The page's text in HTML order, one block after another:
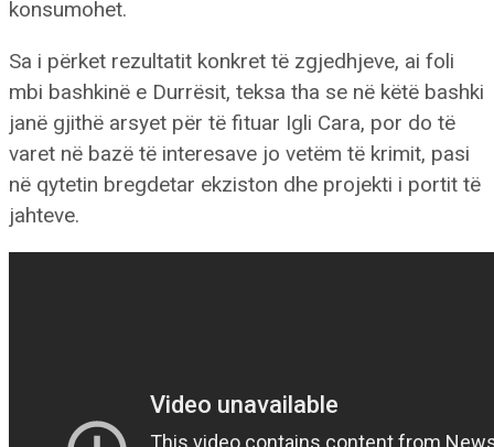
konsumohet.
Sa i përket rezultatit konkret të zgjedhjeve, ai foli
mbi bashkinë e Durrësit, teksa tha se në këtë bashki
janë gjithë arsyet për të fituar Igli Cara, por do të
varet në bazë të interesave jo vetëm të krimit, pasi
në qytetin bregdetar ekziston dhe projekti i portit të
jahteve.